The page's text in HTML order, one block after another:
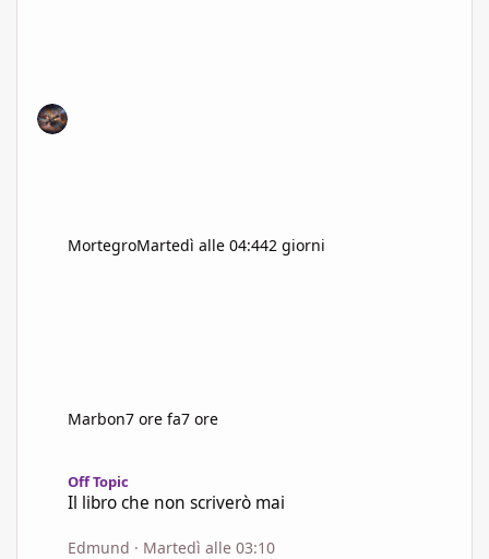
MortegroMartedì alle 04:442 giorni
Marbon7 ore fa7 ore
Off Topic
Il libro che non scriverò mai
Edmund · Martedì alle 03:10